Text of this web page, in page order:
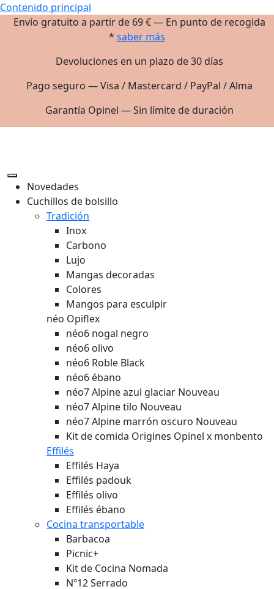
Contenido principal
Envío gratuito a partir de 69 € — En punto de recogida
* saber más
Devoluciones en un plazo de 30 días
Pago seguro — Visa / Mastercard / PayPal / Alma
Garantía Opinel — Sin límite de duración
Novedades
Cuchillos de bolsillo
Tradición
Inox
Carbono
Lujo
Mangas decoradas
Colores
Mangos para esculpir
néo Opiflex
néo6 nogal negro
néo6 olivo
néo6 Roble Black
néo6 ébano
néo7 Alpine azul glaciar Nouveau
néo7 Alpine tilo Nouveau
néo7 Alpine marrón oscuro Nouveau
Kit de comida Origines Opinel x monbento
Effilés
Effilés Haya
Effilés padouk
Effilés olivo
Effilés ébano
Cocina transportable
Barbacoa
Picnic+
Kit de Cocina Nomada
Nº12 Serrado